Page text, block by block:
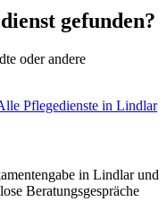
gefunden?
oder andere
Pflegedienste in Lindlar
in Lindlar und
Beratungsgespräche